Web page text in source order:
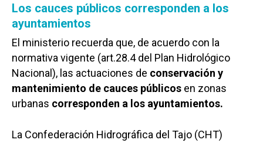
Los cauces públicos corresponden a los
ayuntamientos
El ministerio recuerda que, de acuerdo con la
normativa vigente (art.28.4 del Plan Hidrológico
Nacional), las actuaciones de conservación y
mantenimiento de cauces públicos en zonas
urbanas corresponden a los ayuntamientos.
La Confederación Hidrográfica del Tajo (CHT)